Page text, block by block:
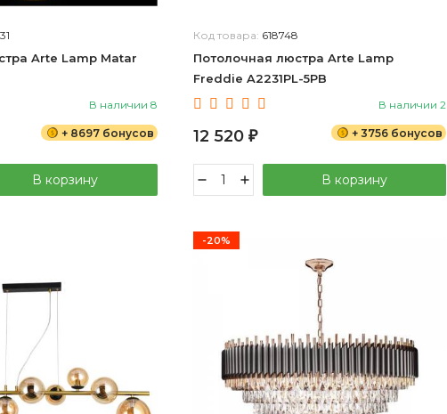
Arte Lamp Matar
В наличии 8
+ 8697 бонусов
В корзину
Код товара: 618748
Потолочная люстра Arte Lamp
Freddie A2231PL-5PB
В наличии 2
12 520 ₽ + 3756 бонусов
В корзину
-20%